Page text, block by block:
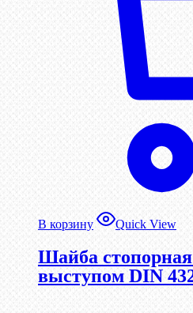
В корзину Quick View
Шайба
выступом DIN